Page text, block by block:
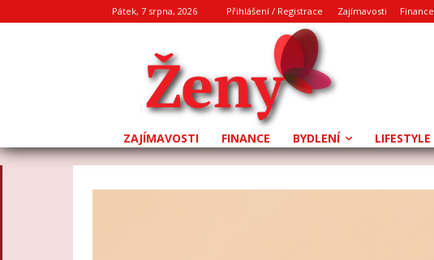
Pátek, 7 srpna, 2026 Přihlášení / Registrace Zajímavosti Finance
ZAJÍMAVOSTI FINANCE BYDLENÍ LIFESTYLE